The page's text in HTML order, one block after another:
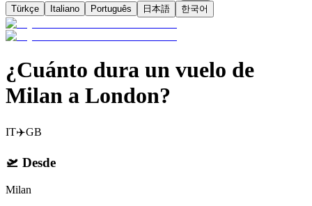
Türkçe
Italiano Português 日本語 한국어
¿Cuánto dura un vuelo de
Milan a London?
IT✈️GB
🛫 Desde
Milan